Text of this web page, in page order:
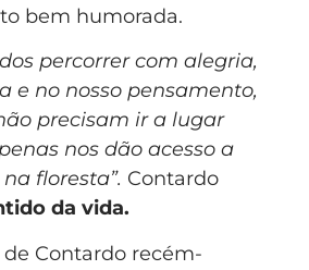
bem humorada.
percorrer com alegria,
e no nosso pensamento,
precisam ir a lugar
nos dão acesso a
floresta”. Contardo
da vida.
Contardo recém-